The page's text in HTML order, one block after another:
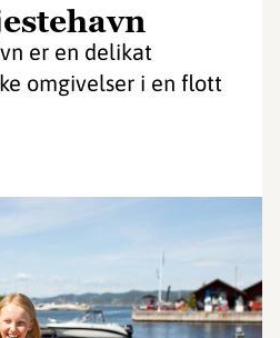
er en delikat
omgivelser i en flott